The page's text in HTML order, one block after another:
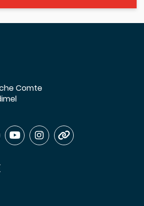
Comte